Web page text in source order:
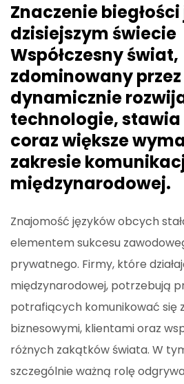
Znaczenie
dzisiejszym świecie
Współczesny świat,
zdominowany
dynamicznie
technologie, stawia
coraz większe
zakresie
międzynarodowej.
Znajomość języków obcych
elementem sukcesu
prywatnego. Firmy, które
międzynarodowej, potrzebują
potrafiących komunikować się
biznesowymi, klientami oraz
różnych zakątków świata. W
szczególnie ważną rolę